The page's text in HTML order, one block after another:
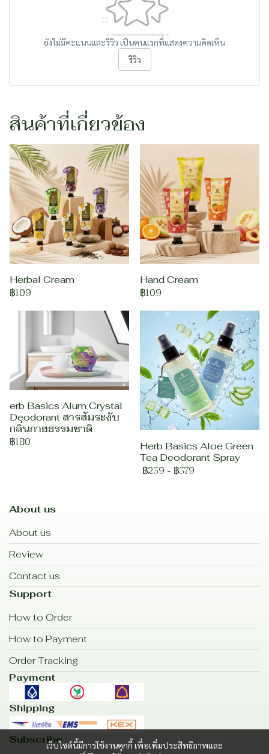
ยังไม่มีคะแนนและรีวิว เป็นคนแรกที่แสดงความคิดเห็น
รีวิว
สินค้าที่เกี่ยวข้อง
Herbal Cream
฿109
Hand Cream
฿109
erb Basics Alum Crystal
Deodorant สารส้มระงับ
กลิ่นกายธรรมชาติ
฿180
Herb Basics Aloe Green
Tea Deodorant Spray
฿239 - ฿379
เว็บไซต์นี้มีการใช้งานคุกกี้ เพื่อเพิ่มประสิทธิภาพและ
About us
About us
Review
Contact us
Support
How to Order
How to Payment
Order Tracking
Payment
Shipping
Subscribe